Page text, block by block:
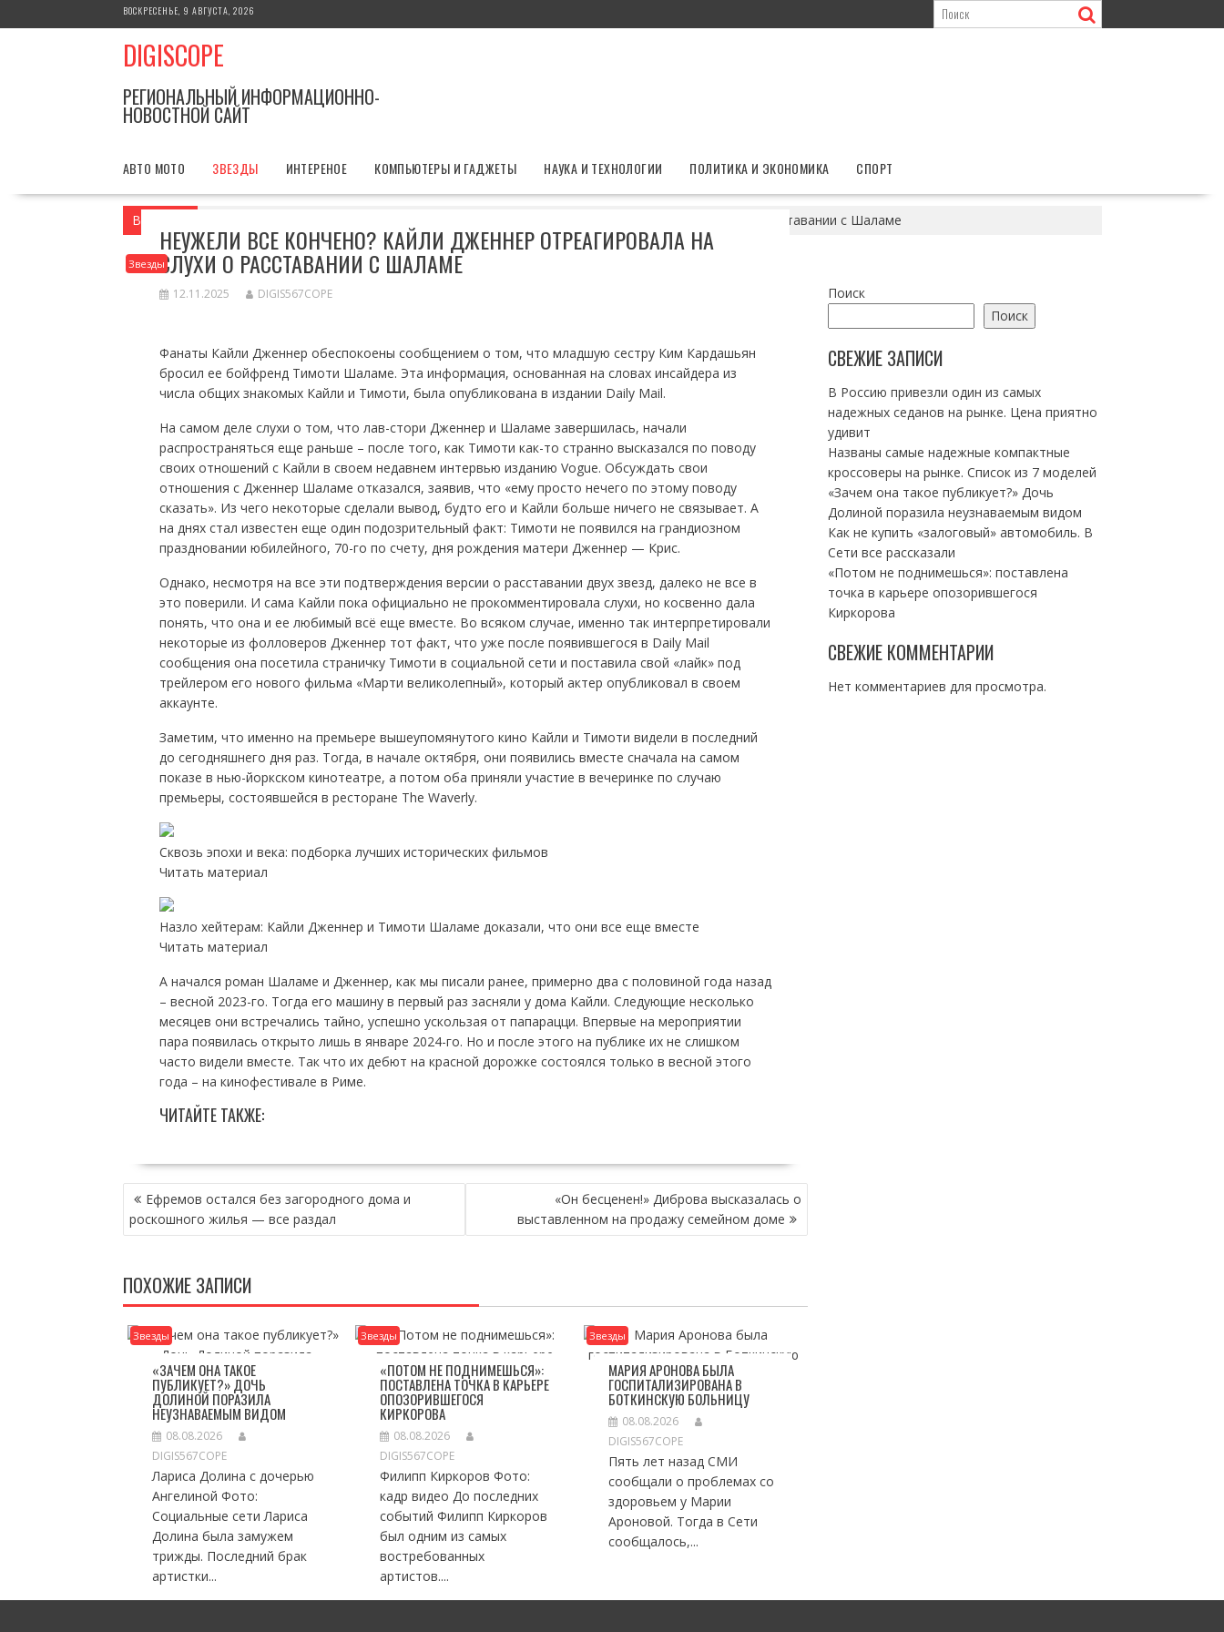
к
ВОСКРЕСЕНЬЕ, 9 АВГУСТА, 2026
DIGISCOPE
РЕГИОНАЛЬНЫЙ ИНФОРМАЦИОННО-
НОВОСТНОЙ САЙТ
АВТО МОТО ЗВЕЗДЫ ИНТЕРЕНОЕ КОМПЬЮТЕРЫ И ГАДЖЕТЫ НАУКА И ТЕХНОЛОГИИ ПОЛИТИКА И ЭКОНОМИКА СПОРТ
Вы здесь Неужели все кончено? Кайли Дженнер отреагировала на слухи о расставании с Шаламе
Звезды
НЕУЖЕЛИ ВСЕ КОНЧЕНО? КАЙЛИ ДЖЕННЕР ОТРЕАГИРОВАЛА НА
СЛУХИ О РАССТАВАНИИ С ШАЛАМЕ
12.11.2025 DIGIS567COPE
Фанаты Кайли Дженнер обеспокоены сообщением о том, что младшую сестру Ким Кардашьян
бросил ее бойфренд Тимоти Шаламе. Эта информация, основанная на словах инсайдера из
числа общих знакомых Кайли и Тимоти, была опубликована в издании Daily Mail.
На самом деле слухи о том, что лав-стори Дженнер и Шаламе завершилась, начали
распространяться еще раньше – после того, как Тимоти как-то странно высказался по поводу
своих отношений с Кайли в своем недавнем интервью изданию Vogue. Обсуждать свои
отношения с Дженнер Шаламе отказался, заявив, что «ему просто нечего по этому поводу
сказать». Из чего некоторые сделали вывод, будто его и Кайли больше ничего не связывает. А
на днях стал известен еще один подозрительный факт: Тимоти не появился на грандиозном
праздновании юбилейного, 70-го по счету, дня рождения матери Дженнер — Крис.
Однако, несмотря на все эти подтверждения версии о расставании двух звезд, далеко не все в
это поверили. И сама Кайли пока официально не прокомментировала слухи, но косвенно дала
понять, что она и ее любимый всё еще вместе. Во всяком случае, именно так интерпретировали
некоторые из фолловеров Дженнер тот факт, что уже после появившегося в Daily Mail
сообщения она посетила страничку Тимоти в социальной сети и поставила свой «лайк» под
трейлером его нового фильма «Марти великолепный», который актер опубликовал в своем
аккаунте.
Заметим, что именно на премьере вышеупомянутого кино Кайли и Тимоти видели в последний
до сегодняшнего дня раз. Тогда, в начале октября, они появились вместе сначала на самом
показе в нью-йоркском кинотеатре, а потом оба приняли участие в вечеринке по случаю
премьеры, состоявшейся в ресторане The Waverly.
Сквозь эпохи и века: подборка лучших исторических фильмов
Читать материал
Назло хейтерам: Кайли Дженнер и Тимоти Шаламе доказали, что они все еще вместе
Читать материал
А начался роман Шаламе и Дженнер, как мы писали ранее, примерно два с половиной года назад
– весной 2023-го. Тогда его машину в первый раз засняли у дома Кайли. Следующие несколько
месяцев они встречались тайно, успешно ускользая от папарацци. Впервые на мероприятии
пара появилась открыто лишь в январе 2024-го. Но и после этого на публике их не слишком
часто видели вместе. Так что их дебют на красной дорожке состоялся только в весной этого
года – на кинофестивале в Риме.
ЧИТАЙТЕ ТАКЖЕ:
НАВИГАЦИЯ
ПО
ЗАПИСЯМ
Ефремов остался без загородного дома и
роскошного жилья — все раздал
«Он бесценен!» Диброва высказалась о
выставленном на продажу семейном доме
ПОХОЖИЕ ЗАПИСИ
Звезды
«ЗАЧЕМ ОНА ТАКОЕ
ПУБЛИКУЕТ?» ДОЧЬ
ДОЛИНОЙ ПОРАЗИЛА
НЕУЗНАВАЕМЫМ ВИДОМ
08.08.2026
DIGIS567COPE
Лариса Долина с дочерью
Ангелиной Фото:
Социальные сети Лариса
Долина была замужем
трижды. Последний брак
артистки...
Звезды
«ПОТОМ НЕ ПОДНИМЕШЬСЯ»:
ПОСТАВЛЕНА ТОЧКА В КАРЬЕРЕ
ОПОЗОРИВШЕГОСЯ
КИРКОРОВА
08.08.2026
DIGIS567COPE
Филипп Киркоров Фото:
кадр видео До последних
событий Филипп Киркоров
был одним из самых
востребованных
артистов....
Звезды
МАРИЯ АРОНОВА БЫЛА
ГОСПИТАЛИЗИРОВАНА В
БОТКИНСКУЮ БОЛЬНИЦУ
08.08.2026
DIGIS567COPE
Пять лет назад СМИ
сообщали о проблемах со
здоровьем у Марии
Ароновой. Тогда в Сети
сообщалось,...
Поиск
Поиск
СВЕЖИЕ ЗАПИСИ
В Россию привезли один из самых
надежных седанов на рынке. Цена приятно
удивит
Названы самые надежные компактные
кроссоверы на рынке. Список из 7 моделей
«Зачем она такое публикует?» Дочь
Долиной поразила неузнаваемым видом
Как не купить «залоговый» автомобиль. В
Сети все рассказали
«Потом не поднимешься»: поставлена
точка в карьере опозорившегося
Киркорова
СВЕЖИЕ КОММЕНТАРИИ
Нет комментариев для просмотра.